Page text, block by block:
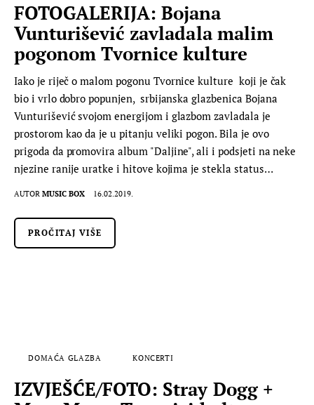
FOTOGALERIJA: Bojana
Vunturišević zavladala malim
pogonom Tvornice kulture
Iako je riječ o malom pogonu Tvornice kulture koji je čak
bio i vrlo dobro popunjen, srbijanska glazbenica Bojana
Vunturišević svojom energijom i glazbom zavladala je
prostorom kao da je u pitanju veliki pogon. Bila je ovo
prigoda da promovira album "Daljine", ali i podsjeti na neke
njezine ranije uratke i hitove kojima je stekla status…
AUTOR MUSIC BOX 16.02.2019.
PROČITAJ VIŠE
DOMAĆA GLAZBA KONCERTI
IZVJEŠĆE/FOTO: Stray Dogg +